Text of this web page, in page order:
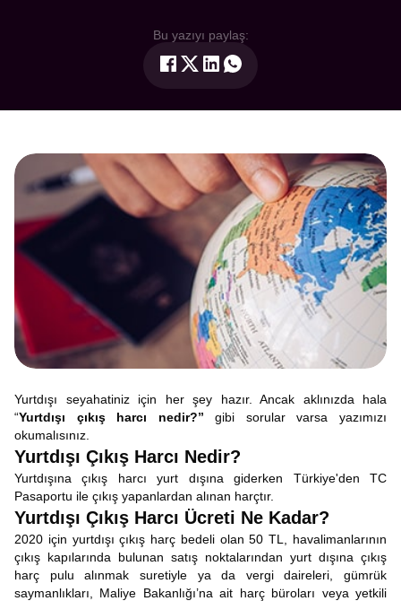
Bu yazıyı paylaş:
Yurtdışı seyahatiniz için her şey hazır. Ancak aklınızda hala
“Yurtdışı çıkış harcı nedir?” gibi sorular varsa yazımızı
okumalısınız.
Yurtdışı Çıkış Harcı Nedir?
Yurtdışına çıkış harcı yurt dışına giderken Türkiye'den TC
Pasaportu ile çıkış yapanlardan alınan harçtır.
Yurtdışı Çıkış Harcı Ücreti Ne Kadar?
2020 için yurtdışı çıkış harç bedeli olan 50 TL, havalimanlarının
çıkış kapılarında bulunan satış noktalarından yurt dışına çıkış
harç pulu alınmak suretiyle ya da vergi daireleri, gümrük
saymanlıkları, Maliye Bakanlığı’na ait harç büroları veya yetkili